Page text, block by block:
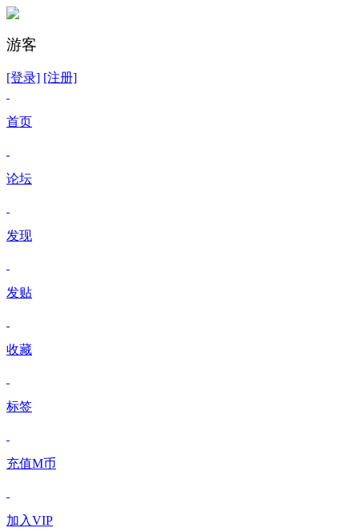
游客
[登录] [注册]
首页
论坛
发现
发贴
收藏
标签
充值M币
加入VIP